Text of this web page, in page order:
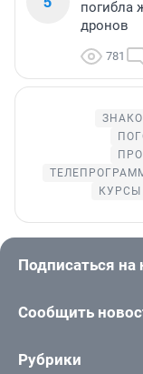
погибла
дронов
781
КУРСЫ
Подписаться на
Сообщить
Рубрики